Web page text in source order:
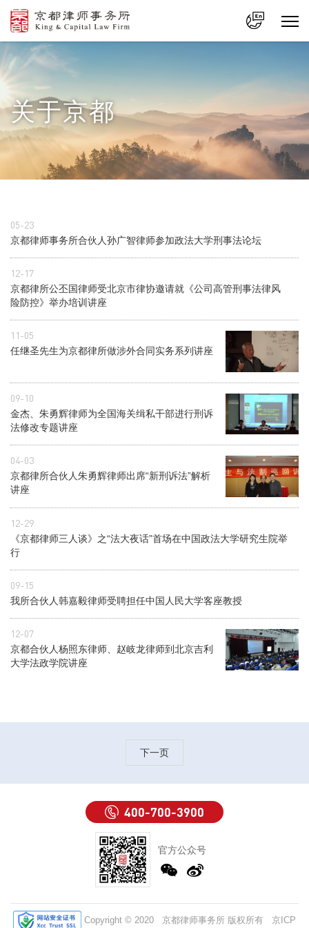
关于京都
05-23
京都律师事务所合伙人孙广智律师参加政法大学刑事法论坛
12-17
京都律所公丕国律师受北京市律协邀请就《公司高管刑事法律风
险防控》举办培训讲座
11-05
任继圣先生为京都律所做涉外合同实务系列讲座
09-10
金杰、朱勇辉律师为全国海关缉私干部进行刑诉
法修改专题讲座
04-03
京都律所合伙人朱勇辉律师出席“新刑诉法”解析
讲座
12-29
《京都律师三人谈》之“法大夜话”首场在中国政法大学研究生院举
行
09-15
我所合伙人韩嘉毅律师受聘担任中国人民大学客座教授
12-07
京都合伙人杨照东律师、赵岐龙律师到北京吉利
大学法政学院讲座
下一页
400-700-3900
官方公众号
Copyright © 2020 京都律师事务所 版权所有 京ICP